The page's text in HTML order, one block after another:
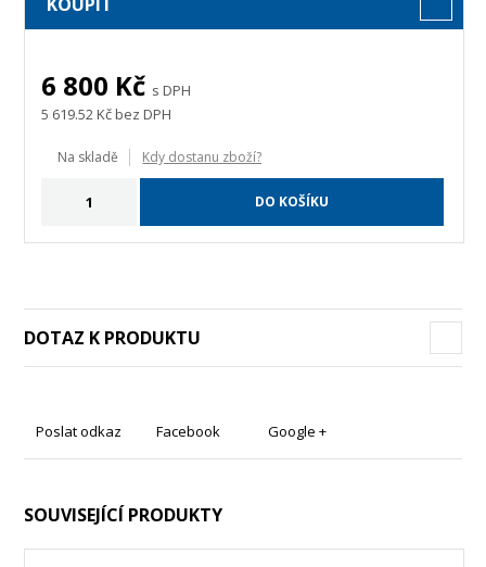
6 800 Kč s DPH
5 619.52Kč bez DPH
Na skladě Kdy dostanu zboží?
DO KOŠÍKU
DOTAZ K PRODUKTU
Poslat odkaz Facebook Google +
SOUVISEJÍCÍ PRODUKTY